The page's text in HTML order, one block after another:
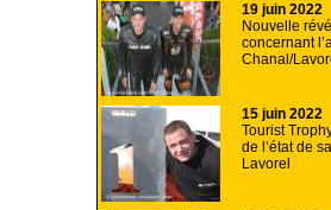
19 juin 2022
Nouvelle
concernant
Chanal/
15 juin 2022
Tourist
de l’état de
Lavorel